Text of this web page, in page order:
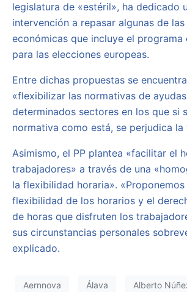
legislatura de «estéril», ha dedicado
intervención a repasar algunas de
económicas que incluye el
para las elecciones europeas.
Entre dichas propuestas se
«flexibilizar las normativas de
determinados sectores en los que si
normativa como está, se perjudica la
Asimismo, el PP plantea «facilitar el
trabajadores» a través de una
la flexibilidad horaria».
flexibilidad de los horarios y el
de horas que disfruten los
sus circunstancias personales
explicado.
Aernnova Álava Alberto